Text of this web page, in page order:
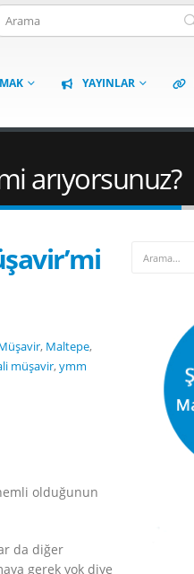
YAYINLAR
arıyorsunuz?
, Maltepe,
müşavir,ymm
olduğunun
da diğer
gerek yok diye